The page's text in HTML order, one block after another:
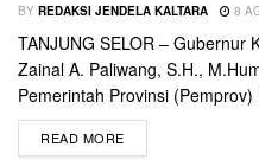
BY REDAKSI JENDELA KALTARA 8
TANJUNG SELOR – Gubernur
Zainal A. Paliwang, S.H.,
Pemerintah Provinsi (Pemprov)
READ MORE